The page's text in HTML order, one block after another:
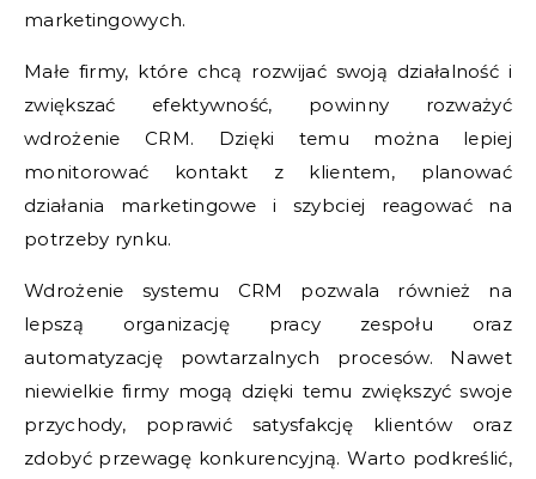
marketingowych.
Małe firmy, które chcą rozwijać swoją działalność i
zwiększać efektywność, powinny rozważyć
wdrożenie CRM. Dzięki temu można lepiej
monitorować kontakt z klientem, planować
działania marketingowe i szybciej reagować na
potrzeby rynku.
Wdrożenie systemu CRM pozwala również na
lepszą organizację pracy zespołu oraz
automatyzację powtarzalnych procesów. Nawet
niewielkie firmy mogą dzięki temu zwiększyć swoje
przychody, poprawić satysfakcję klientów oraz
zdobyć przewagę konkurencyjną. Warto podkreślić,